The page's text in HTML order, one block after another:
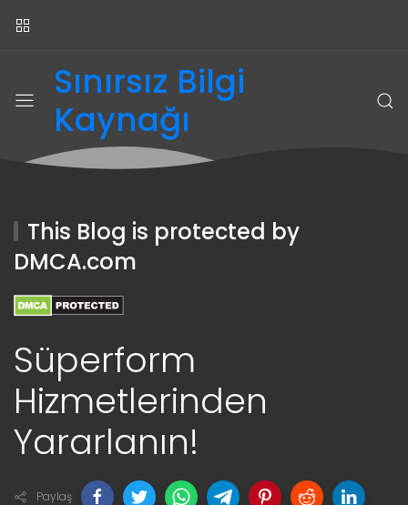
Sınırsız Bilgi
Kaynağı
This Blog is protected by
DMCA.com
Süperform
Hizmetlerinden
Yararlanın!
Paylaş